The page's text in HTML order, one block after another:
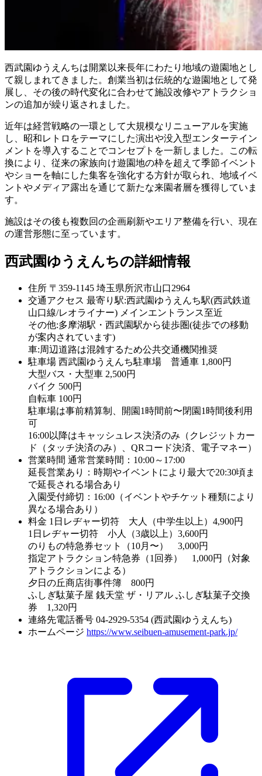
西武園ゆうえんちは開業以来長年にわたり地域の遊園地とし
て親しまれてきました。創業当初は伝統的な遊園地として発
展し、その後の時代変化に合わせて施設改修やアトラクショ
ンの追加が繰り返されました。
近年は経営戦略の一環として大規模なリニューアルを実施
し、昭和レトロをテーマにした演出や没入型エンターテイン
メントを導入することでコンセプトを一新しました。この転
換により、従来の家族向け遊園地の枠を超えて季節イベント
やショーを軸にした集客を強化する方針が取られ、地域イベ
ントやメディア露出を通じて新たな来園者層を獲得していま
す。
施設はその後も複数回の企画刷新やエリア整備を行い、現在
の運営形態に至っています。
西武園ゆうえんちの詳細情報
住所 〒359-1145 埼玉県所沢市山口2964
交通アクセス 最寄り駅:西武園ゆうえんち駅(西武鉄道
山口線/レオライナー) メインエントランス至近
その他:多摩湖駅・西武園駅から徒歩圏(徒歩での移動
が案内されています)
車:周辺道路は混雑するため公共交通機関推奨
駐車場 西武園ゆうえんち駐車場 普通車 1,800円
大型バス・大型車 2,500円
バイク 500円
自転車 100円
駐車場は事前精算制、開園1時間前〜閉園1時間後利用
可
16:00以降はキャッシュレス決済のみ（クレジットカー
ド（タッチ決済のみ）、QRコード決済、電子マネー）
営業時間 通常営業時間：10:00～17:00
延長営業あり：時期やイベントにより最大で20:30頃ま
で延長される場合あり
入園受付締切：16:00（イベントやチケット種類により
異なる場合あり）
料金 1日レヂャー切符 大人（中学生以上）4,900円
1日レヂャー切符 小人（3歳以上）3,600円
のりもの特急券セット（10月〜） 3,000円
指定アトラクション特急券（1回券） 1,000円（対象
アトラクションによる）
夕日の丘商店街事件簿 800円
ふしぎ駄菓子屋 銭天堂 ザ・リアル ふしぎ駄菓子交換
券 1,320円
連絡先電話番号 04-2929-5354 (西武園ゆうえんち)
ホームページ https://www.seibuen-amusement-park.jp/